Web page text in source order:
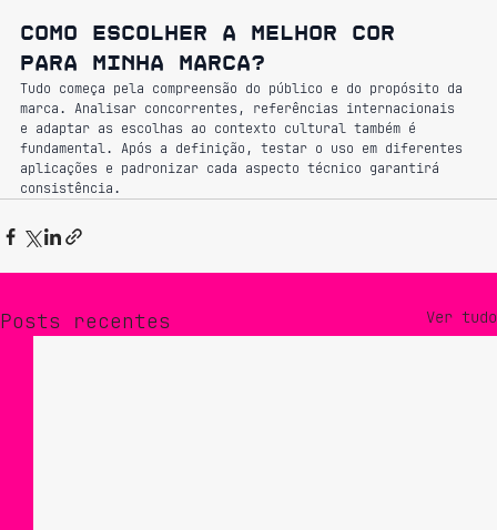
Como escolher a melhor cor
para minha marca?
Tudo começa pela compreensão do público e do propósito da
marca. Analisar concorrentes, referências internacionais
e adaptar as escolhas ao contexto cultural também é
fundamental. Após a definição, testar o uso em diferentes
aplicações e padronizar cada aspecto técnico garantirá
consistência.
Posts recentes Ver tudo